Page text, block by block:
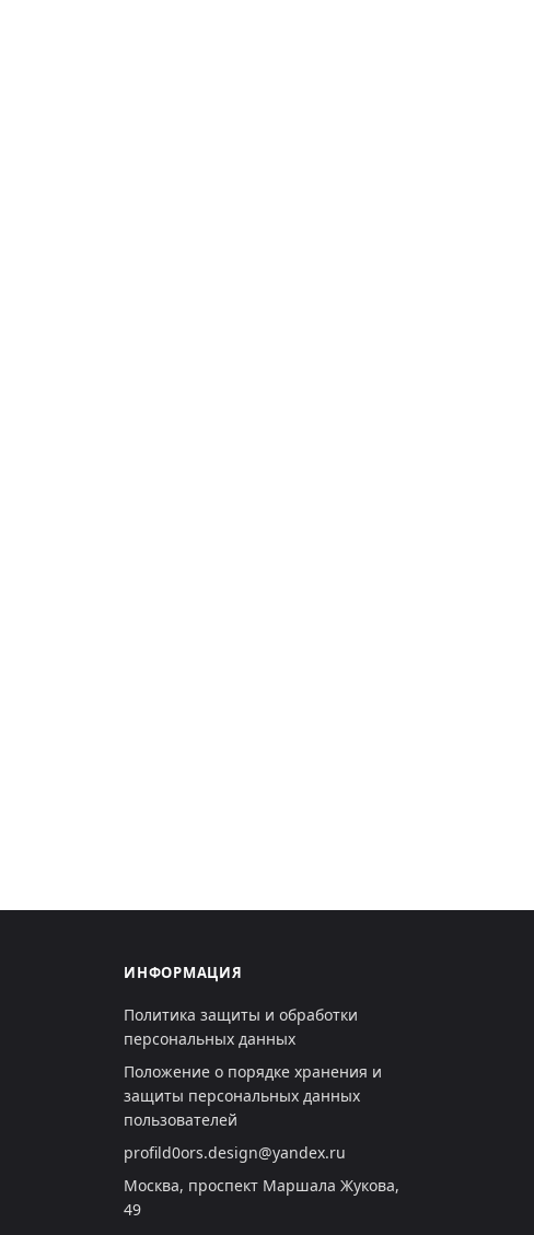
ИНФОРМАЦИЯ
Политика защиты и обработки
персональных данных
Положение о порядке хранения и
защиты персональных данных
пользователей
profild0ors.design@yandex.ru
Москва, проспект Маршала Жукова,
49